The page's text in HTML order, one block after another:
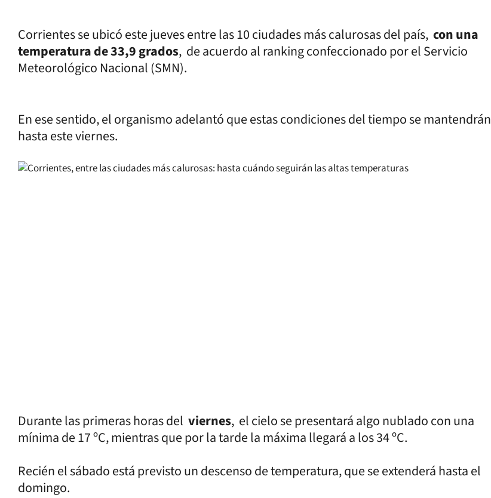
Corrientes se ubicó este jueves entre las 10 ciudades más calurosas del país, con una
temperatura de 33,9 grados, de acuerdo al ranking confeccionado por el Servicio
Meteorológico Nacional (SMN).
En ese sentido, el organismo adelantó que estas condiciones del tiempo se mantendrán
hasta este viernes.
Durante las primeras horas del viernes, el cielo se presentará algo nublado con una
mínima de 17 ºC, mientras que por la tarde la máxima llegará a los 34 ºC.
Recién el sábado está previsto un descenso de temperatura, que se extenderá hasta el
domingo.